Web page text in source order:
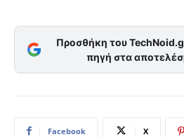
Προσθήκη του
πηγή στα
Facebook X